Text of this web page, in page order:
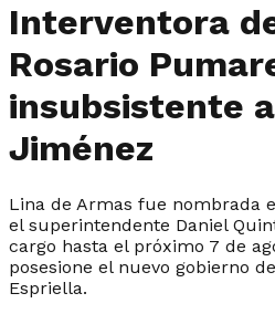
Interventora
Rosario
insubsistente
Jiménez
Lina de Armas fue nombrada
el superintendente Daniel
cargo hasta el próximo 7 de
posesione el nuevo gobierno
Espriella.